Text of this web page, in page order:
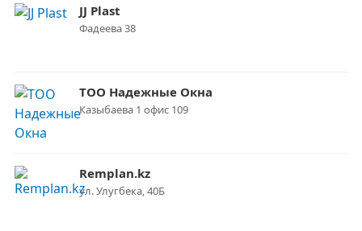
JJ Plast
Фадеева 38
ТОО Надежные Окна
Казыбаева 1 офис 109
Remplan.kz
ул. Улугбека, 40Б